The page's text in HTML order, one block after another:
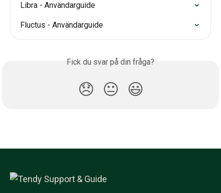
Libra - Användarguide
Fluctus - Användarguide
Fick du svar på din fråga?
😞 😐 😃